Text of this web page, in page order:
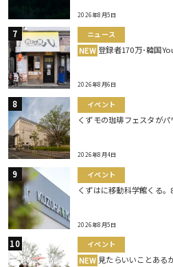
2026年8月5日
ニュース
NEW 登録者170万･韓国
2026年8月6日
イベント
くずモの珈琲フェスタが
2026年8月4日
イベント
くずはに移動科学館くる
2026年8月5日
イベント
NEW 見たらいいことある